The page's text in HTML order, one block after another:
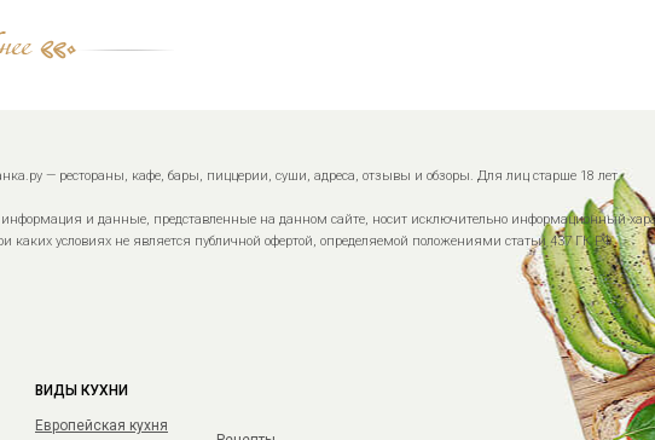
— рестораны, кафе, бары, пиццерии, суши, адреса, отзывы и обзоры. Для лиц старше 18 лет.
и данные, представленные на данном сайте, носит исключительно информационный
каких условиях не является публичной офертой, определяемой положениями статьи 437 ГК РФ.
ВИДЫ КУХНИ
Европейская кухня